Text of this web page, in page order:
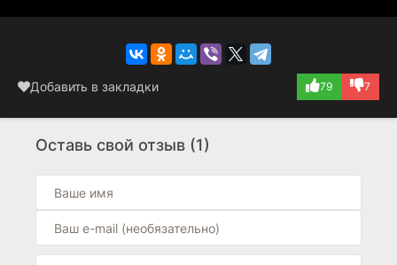
Добавить в закладки 79 7
Оставь свой отзыв (1)